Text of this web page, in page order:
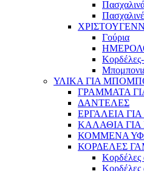
Γούρια
ΥΛΙΚΑ ΓΙΑ
ΓΡΑΜΜΑΤΑ
ΔΑΝΤΕΛΕΣ
ΕΡΓΑΛΕΙΑ
ΚΑΛΑΘΙΑ
ΚΟΜΜΕΝΑ
ΚΟΡΔΕΛΕΣ
Κορδέλες
Κορδέλες